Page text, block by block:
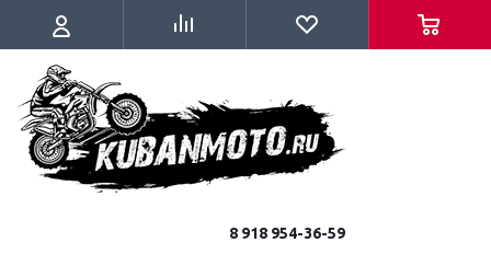
8 918 954-36-59